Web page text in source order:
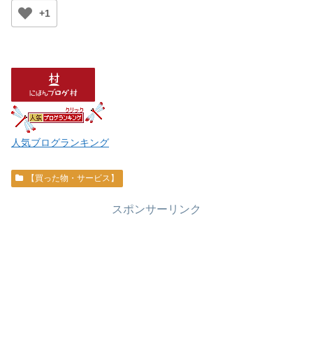
+1
人気ブログランキング
【買った物・サービス】
スポンサーリンク